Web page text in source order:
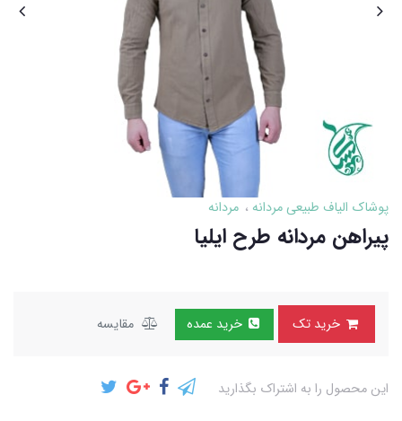
پوشاک الیاف طبیعی مردانه مردانه
پیراهن مردانه طرح ایلیا
خرید تک خرید عمده مقایسه
این محصول را به اشتراک بگذارید